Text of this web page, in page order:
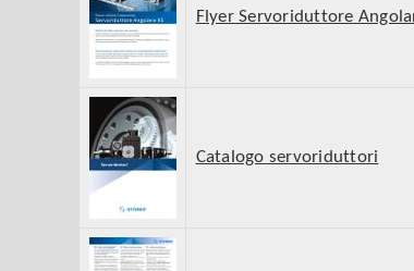
Flyer Servoriduttore
Catalogo servoriduttori